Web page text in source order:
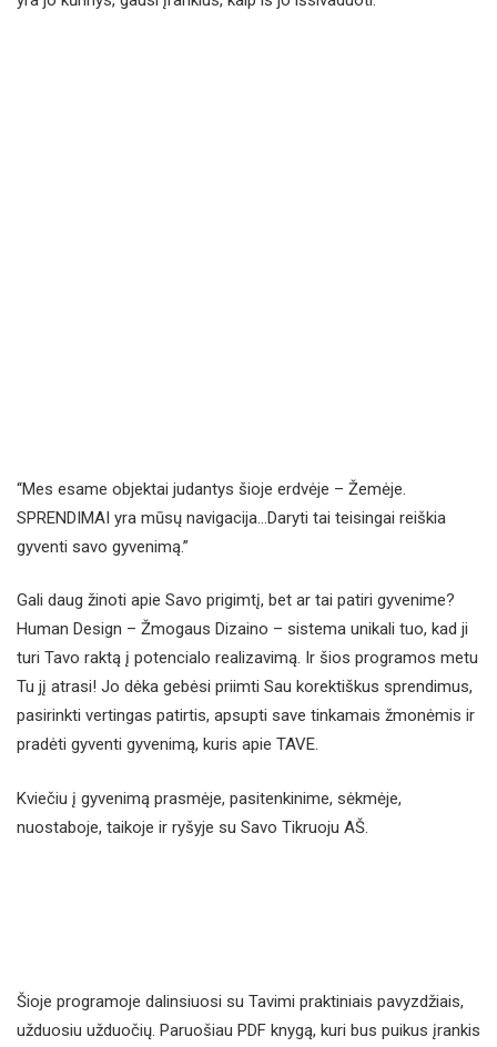
“Mes esame objektai judantys šioje erdvėje – Žemėje.
SPRENDIMAI yra mūsų navigacija…Daryti tai teisingai reiškia
gyventi savo gyvenimą.”
Gali daug žinoti apie Savo prigimtį, bet ar tai patiri gyvenime?
Human Design – Žmogaus Dizaino – sistema unikali tuo, kad ji
turi Tavo raktą į potencialo realizavimą. Ir šios programos metu
Tu jį atrasi! Jo dėka gebėsi priimti Sau korektiškus sprendimus,
pasirinkti vertingas patirtis, apsupti save tinkamais žmonėmis ir
pradėti gyventi gyvenimą, kuris apie TAVE.
Kviečiu į gyvenimą prasmėje, pasitenkinime, sėkmėje,
nuostaboje, taikoje ir ryšyje su Savo Tikruoju AŠ.
Šioje programoje dalinsiuosi su Tavimi praktiniais pavyzdžiais,
užduosiu užduočių. Paruošiau PDF knygą, kuri bus puikus įrankis